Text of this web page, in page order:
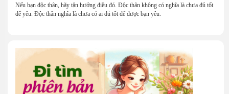
Nếu bạn độc thân, hãy tận hưởng điều đó. Độc thân không có nghĩa là chưa đủ tốt
để yêu. Độc thân nghĩa là chưa có ai đủ tốt để được bạn yêu.